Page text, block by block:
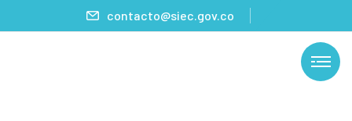
contacto@siec.gov.co